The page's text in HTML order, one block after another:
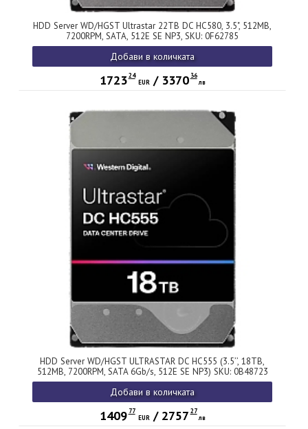
HDD Server WD/HGST Ultrastar 22TB DC HC580, 3.5", 512MB,
7200RPM, SATA, 512E SE NP3, SKU: 0F62785
Добави в количката
1723 24
EUR/ 3370 36
лв
HDD Server WD/HGST ULTRASTAR DC HC555 (3.5’’, 18TB,
512MB, 7200RPM, SATA 6Gb/s, 512E SE NP3) SKU: 0B48723
Добави в количката
1409 77
EUR/ 2757 27
лв